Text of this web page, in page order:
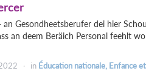
an Gesondheetsberufer dei hier
an deem Beräich Personal feehlt
in Éducation nationale, Enfance